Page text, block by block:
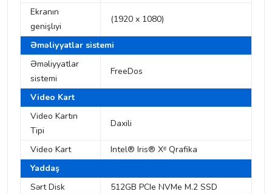
Ekranın
genişlıyi
(1920 x 1080)
Əməliyyatlar sistemi
Əməliyyatlar
sistemi
FreeDos
Video Kart
Video Kartın
Tipi
Daxili
Video Kart
Intel® Iris® Xᵉ Qrafika
Yaddaş
Sərt Disk
512GB PCIe NVMe M.2 SSD